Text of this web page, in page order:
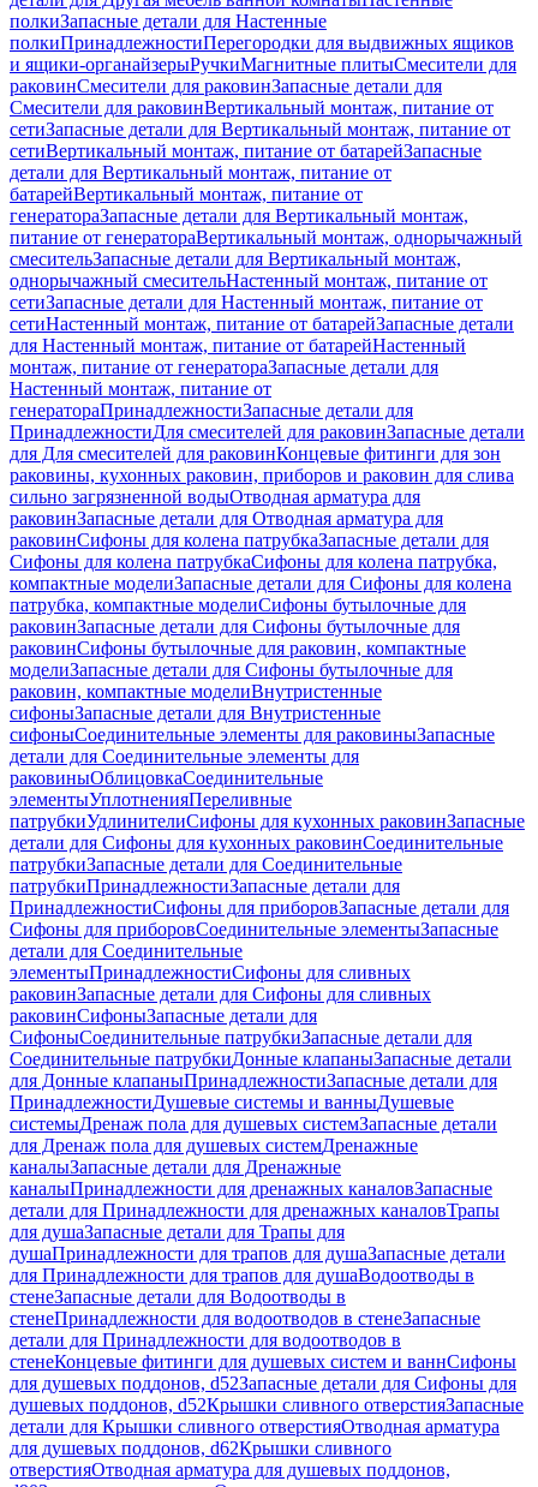
полкиЗапасные детали для Настенные
полкиПринадлежностиПерегородки для выдвижных ящиков
и ящики-органайзерыРучкиМагнитные плитыСмесители для
раковинСмесители для раковинЗапасные детали для
Смесители для раковинВертикальный монтаж, питание от
сетиЗапасные детали для Вертикальный монтаж, питание от
сетиВертикальный монтаж, питание от батарейЗапасные
детали для Вертикальный монтаж, питание от
батарейВертикальный монтаж, питание от
генератораЗапасные детали для Вертикальный монтаж,
питание от генератораВертикальный монтаж, однорычажный
смесительЗапасные детали для Вертикальный монтаж,
однорычажный смесительНастенный монтаж, питание от
сетиЗапасные детали для Настенный монтаж, питание от
сетиНастенный монтаж, питание от батарейЗапасные детали
для Настенный монтаж, питание от батарейНастенный
монтаж, питание от генератораЗапасные детали для
Настенный монтаж, питание от
генератораПринадлежностиЗапасные детали для
ПринадлежностиДля смесителей для раковинЗапасные детали
для Для смесителей для раковинКонцевые фитинги для зон
раковины, кухонных раковин, приборов и раковин для слива
сильно загрязненной водыОтводная арматура для
раковинЗапасные детали для Отводная арматура для
раковинСифоны для колена патрубкаЗапасные детали для
Сифоны для колена патрубкаСифоны для колена патрубка,
компактные моделиЗапасные детали для Сифоны для колена
патрубка, компактные моделиСифоны бутылочные для
раковинЗапасные детали для Сифоны бутылочные для
раковинСифоны бутылочные для раковин, компактные
моделиЗапасные детали для Сифоны бутылочные для
раковин, компактные моделиВнутристенные
сифоныЗапасные детали для Внутристенные
сифоныСоединительные элементы для раковиныЗапасные
детали для Соединительные элементы для
раковиныОблицовкаСоединительные
элементыУплотненияПереливные
патрубкиУдлинителиСифоны для кухонных раковинЗапасные
детали для Сифоны для кухонных раковинСоединительные
патрубкиЗапасные детали для Соединительные
патрубкиПринадлежностиЗапасные детали для
ПринадлежностиСифоны для приборовЗапасные детали для
Сифоны для приборовСоединительные элементыЗапасные
детали для Соединительные
элементыПринадлежностиСифоны для сливных
раковинЗапасные детали для Сифоны для сливных
раковинСифоныЗапасные детали для
СифоныСоединительные патрубкиЗапасные детали для
Соединительные патрубкиДонные клапаныЗапасные детали
для Донные клапаныПринадлежностиЗапасные детали для
ПринадлежностиДушевые системы и ванныДушевые
системыДренаж пола для душевых системЗапасные детали
для Дренаж пола для душевых системДренажные
каналыЗапасные детали для Дренажные
каналыПринадлежности для дренажных каналовЗапасные
детали для Принадлежности для дренажных каналовТрапы
для душаЗапасные детали для Трапы для
душаПринадлежности для трапов для душаЗапасные детали
для Принадлежности для трапов для душаВодоотводы в
стенеЗапасные детали для Водоотводы в
стенеПринадлежности для водоотводов в стенеЗапасные
детали для Принадлежности для водоотводов в
стенеКонцевые фитинги для душевых систем и ваннСифоны
для душевых поддонов, d52Запасные детали для Сифоны для
душевых поддонов, d52Крышки сливного отверстияЗапасные
детали для Крышки сливного отверстияОтводная арматура
для душевых поддонов, d62Крышки сливного
отверстияОтводная арматура для душевых поддонов,